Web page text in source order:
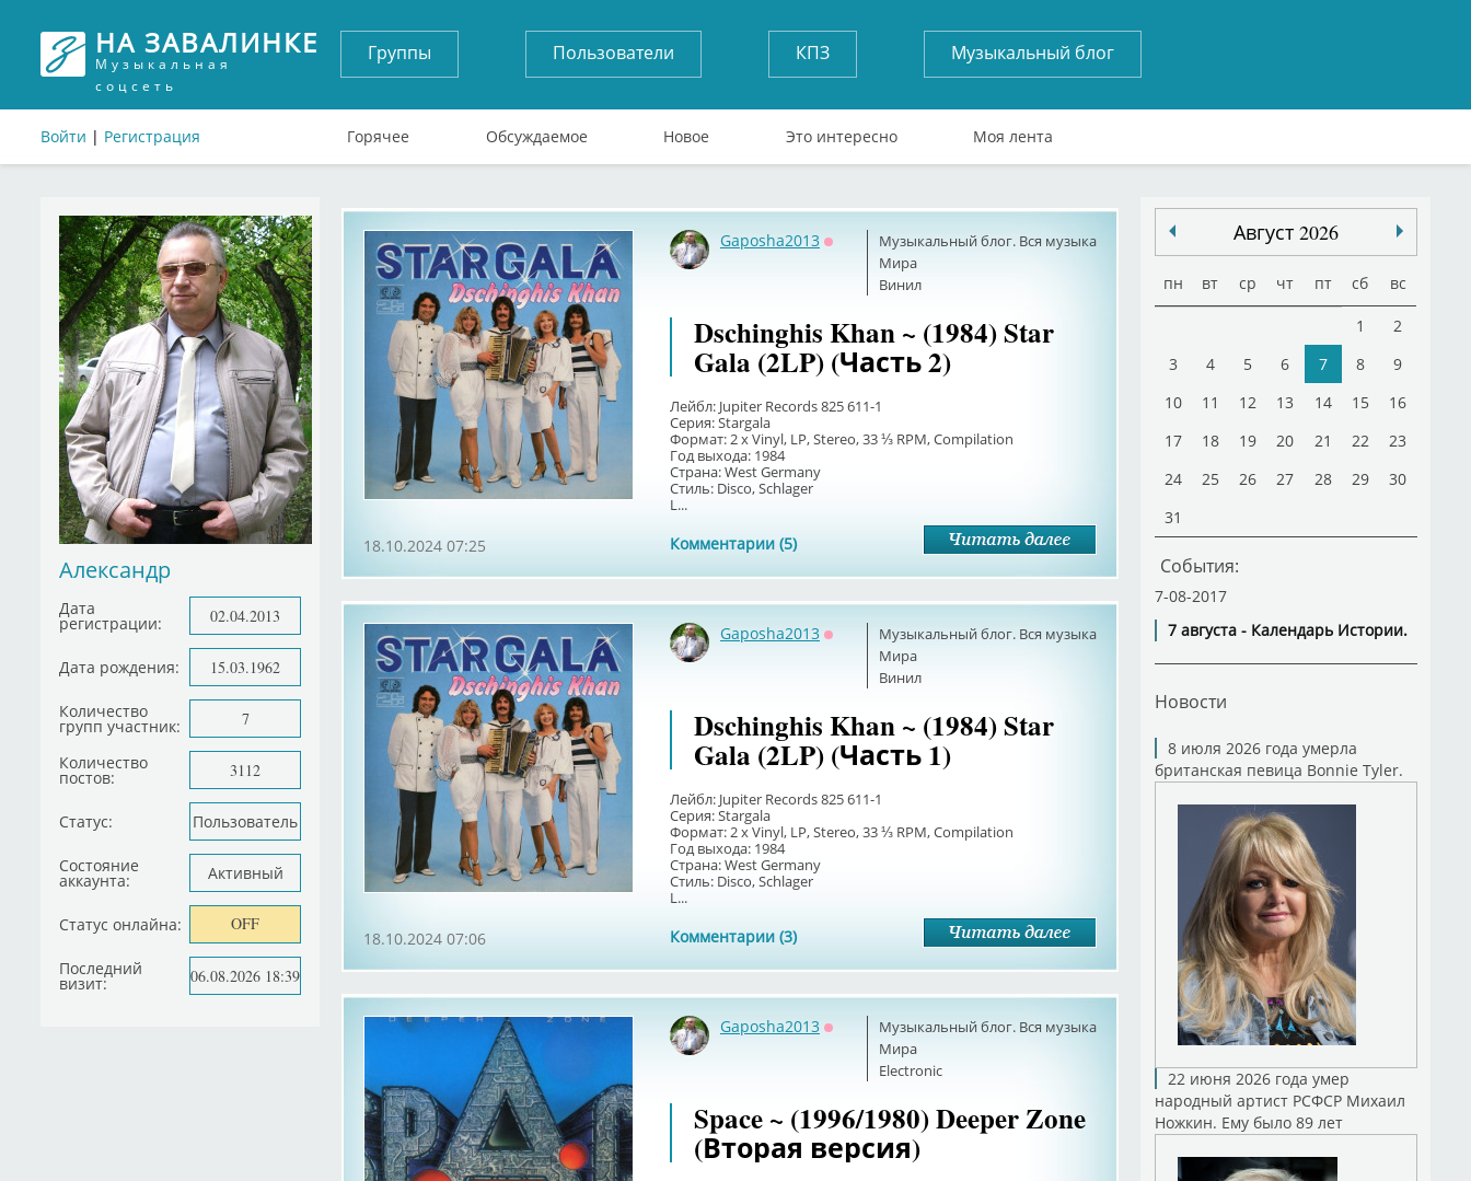
НА ЗАВАЛИНКЕ
Музыкальная
соцсеть
Войти | Регистрация
Группы Пользователи КПЗ Музыкальный блог
Горячее Обсуждаемое Новое Это интересно Моя лента
Александр
Дата
регистрации: 02.04.2013
Дата рождения: 15.03.1962
Количество
групп участник: 7
Количество
постов: 3112
Статус: Пользователь
Состояние
аккаунта: Активный
Статус онлайна: OFF
Последний
визит: 06.08.2026 18:39
Музыкальный блог. Вся музыка
Мира
Винил
Gaposha2013
Оффлайн
Dschinghis Khan ~ (1984) Star
Gala (2LP) (Часть 2)
Лейбл: Jupiter Records 825 611-1
Серия: Stargala
Формат: 2 x Vinyl, LP, Stereo, 33 ⅓ RPM, Compilation
Год выхода: 1984
Страна: West Germany
Стиль: Disco, Schlager
L...
Комментарии (5)
18.10.2024 07:25
Музыкальный блог. Вся музыка
Мира
Винил
Gaposha2013
Оффлайн
Dschinghis Khan ~ (1984) Star
Gala (2LP) (Часть 1)
Лейбл: Jupiter Records 825 611-1
Серия: Stargala
Формат: 2 x Vinyl, LP, Stereo, 33 ⅓ RPM, Compilation
Год выхода: 1984
Страна: West Germany
Стиль: Disco, Schlager
L...
Комментарии (3)
18.10.2024 07:06
Музыкальный блог. Вся музыка
Мира
Electronic
Gaposha2013
Оффлайн
Space ~ (1996/1980) Deeper Zone
(Вторая версия)
Август 2026
пн вт ср чт пт сб вс
1
2
3
4 5 6 7 8
9
10
11 12 13 14 15
16
17
18 19 20 21 22
23
24
25 26 27 28 29
30
31
События:
7-08-2017
7 августа - Календарь Истории.
Новости
8 июля 2026 года умерла
британская певица Bonnie Tyler.
22 июня 2026 года умер
народный артист РСФСР Михаил
Ножкин. Ему было 89 лет